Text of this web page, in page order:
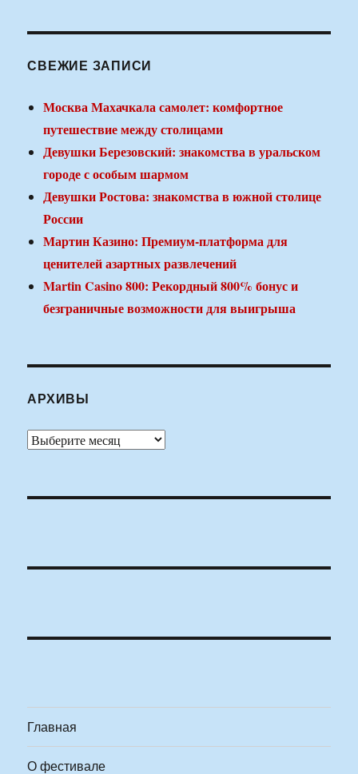
СВЕЖИЕ ЗАПИСИ
Москва Махачкала самолет: комфортное
путешествие между столицами
Девушки Березовский: знакомства в уральском
городе с особым шармом
Девушки Ростова: знакомства в южной столице
России
Мартин Казино: Премиум-платформа для
ценителей азартных развлечений
Martin Casino 800: Рекордный 800% бонус и
безграничные возможности для выигрыша
АРХИВЫ
Архивы
Главная
О фестивале